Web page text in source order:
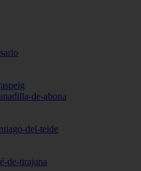
de-abona
del-teide
de-tirajana